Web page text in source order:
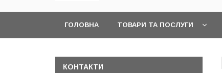
ГОЛОВНА ТОВАРИ ТА ПОСЛУГИ
КОНТАКТИ